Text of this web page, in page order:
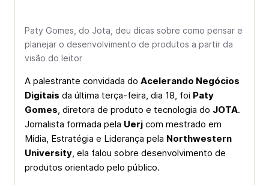
Paty Gomes, do Jota, deu dicas sobre como pensar e
planejar o desenvolvimento de produtos a partir da
visão do leitor
A palestrante convidada do Acelerando Negócios
Digitais da última terça-feira, dia 18, foi Paty
Gomes, diretora de produto e tecnologia do JOTA.
Jornalista formada pela Uerj com mestrado em
Mídia, Estratégia e Liderança pela Northwestern
University, ela falou sobre desenvolvimento de
produtos orientado pelo público.